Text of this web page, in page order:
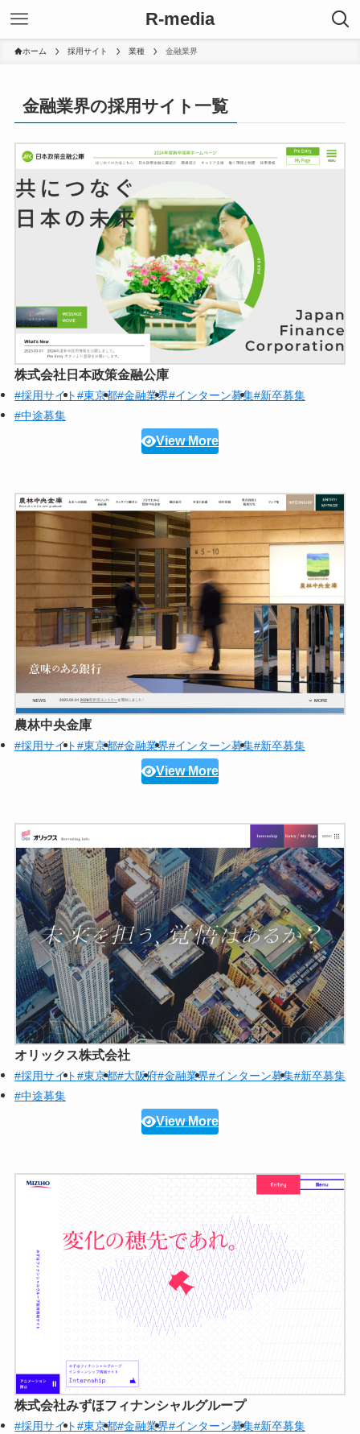
R-media
ホーム 採用サイト 業種 金融業界
金融業界の採用サイト一覧
株式会社日本政策金融公庫
#採用サイト#東京都#金融業界#インターン募集#新卒募集
#中途募集
View More
農林中央金庫
#採用サイト#東京都#金融業界#インターン募集#新卒募集
View More
オリックス株式会社
#採用サイト#東京都#大阪府#金融業界#インターン募集#新卒募集
#中途募集
View More
株式会社みずほフィナンシャルグループ
#採用サイト#東京都#金融業界#インターン募集#新卒募集